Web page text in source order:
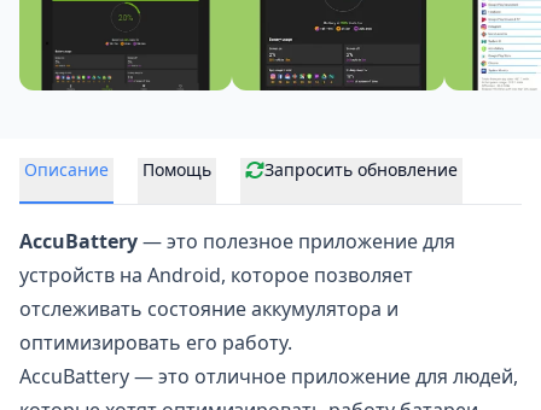
Описание Помощь Запросить обновление
Accu​Battery— это полезное приложение для
устройств на Android, которое позволяет
отслеживать состояние аккумулятора и
оптимизировать его работу.
Accu​Battery — это отличное приложение для людей,